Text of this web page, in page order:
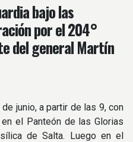
bajo las
por el 204°
del general Martín
junio, a partir de las 9, con
el Panteón de las Glorias
de Salta. Luego en el